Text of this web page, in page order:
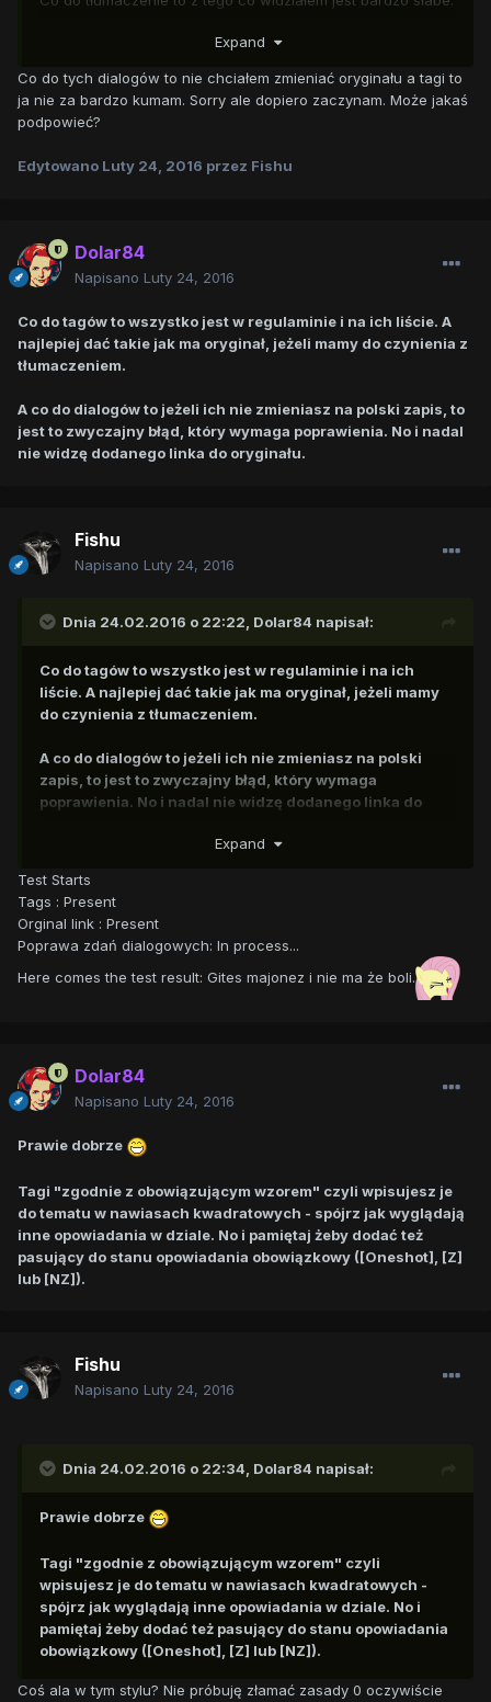
uwzględnienia różnic językowych. Dodatkowo stosujesz
No i nie ma podanego oryginału, a to nie jest tu mile
widziane. Zawsze wypada podać odnośnik do oryginalego
Expand
Co do tych dialogów to nie chciałem zmieniać oryginału a tagi to
ja nie za bardzo kumam. Sorry ale dopiero zaczynam. Może jakaś
podpowieć?
Edytowano Luty 24, 2016 przez Fishu
Dolar84
Napisano Luty 24, 2016
Co do tagów to wszystko jest w regulaminie i na ich liście. A
najlepiej dać takie jak ma oryginał, jeżeli mamy do czynienia z
tłumaczeniem.
A co do dialogów to jeżeli ich nie zmieniasz na polski zapis, to
jest to zwyczajny błąd, który wymaga poprawienia. No i nadal
nie widzę dodanego linka do oryginału.
Fishu
Napisano Luty 24, 2016
Dnia 24.02.2016 o 22:22, Dolar84 napisał:
Co do tagów to wszystko jest w regulaminie i na ich
liście. A najlepiej dać takie jak ma oryginał, jeżeli mamy
do czynienia z tłumaczeniem.
A co do dialogów to jeżeli ich nie zmieniasz na polski
zapis, to jest to zwyczajny błąd, który wymaga
poprawienia. No i nadal nie widzę dodanego linka do
Expand
Test Starts
Tags : Present
Orginal link : Present
Poprawa zdań dialogowych: In process...
Here comes the test result: Gites majonez i nie ma że boli.
Dolar84
Napisano Luty 24, 2016
Prawie dobrze
Tagi "zgodnie z obowiązującym wzorem" czyli wpisujesz je
do tematu w nawiasach kwadratowych - spójrz jak wyglądają
inne opowiadania w dziale. No i pamiętaj żeby dodać też
pasujący do stanu opowiadania obowiązkowy ([Oneshot], [Z]
lub [NZ]).
Fishu
Napisano Luty 24, 2016
Dnia 24.02.2016 o 22:34, Dolar84 napisał:
Prawie dobrze
Tagi "zgodnie z obowiązującym wzorem" czyli
wpisujesz je do tematu w nawiasach kwadratowych -
spójrz jak wyglądają inne opowiadania w dziale. No i
pamiętaj żeby dodać też pasujący do stanu opowiadania
obowiązkowy ([Oneshot], [Z] lub [NZ]).
Coś ala w tym stylu? Nie próbuję złamać zasady 0 oczywiście